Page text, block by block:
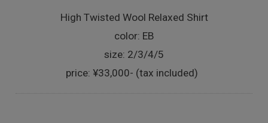
High Twisted Wool Relaxed Shirt
color: EB
size: 2/3/4/5
price: ¥33,000- (tax included)